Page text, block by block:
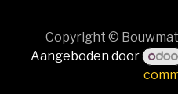
Copyright ©
Aangeboden door